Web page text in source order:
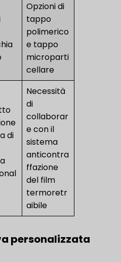
Opzioni di
tappo
polimerico
e tappo
microparti
cellare
di
Necessità
di
collaborar
e con il
sistema
anticontra
ffazione
del film
termoretr
aibile
personalizzata